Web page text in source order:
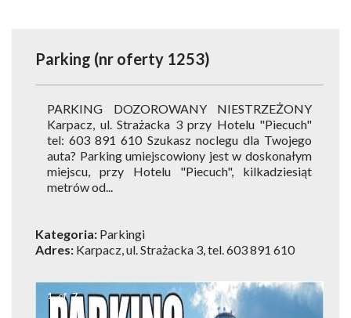
IMPREZY
GALERIA
PLAN MIASTA
Parking (nr oferty 1253)
PARKING DOZOROWANY NIESTRZEŻONY
Karpacz, ul. Strażacka 3 przy Hotelu "Piecuch"
tel: 603 891 610 Szukasz noclegu dla Twojego
auta? Parking umiejscowiony jest w doskonałym
miejscu, przy Hotelu "Piecuch", kilkadziesiąt
metrów od...
Kategoria: Parkingi
Adres: Karpacz, ul. Strażacka 3, tel.603 891 610
1 of 7